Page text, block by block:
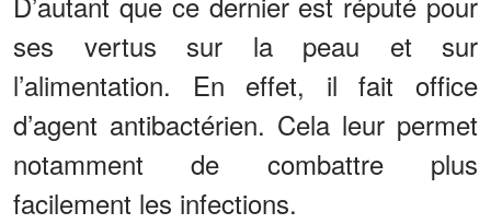
ses vertus sur la peau et sur
l’alimentation. En effet, il fait office
d’agent antibactérien. Cela leur permet
notamment de combattre plus
facilement les infections.